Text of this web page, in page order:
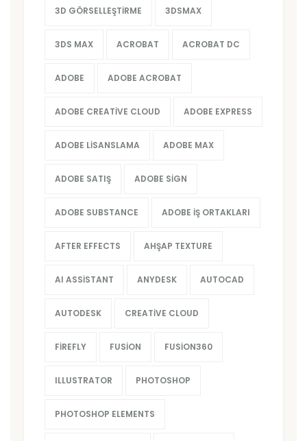
3D GÖRSELLEŞTIRME 3DSMAX
3DS MAX ACROBAT ACROBAT DC
ADOBE ADOBE ACROBAT
ADOBE CREATIVE CLOUD ADOBE EXPRESS
ADOBE LISANSLAMA ADOBE MAX
ADOBE SATIŞ ADOBE SIGN
ADOBE SUBSTANCE ADOBE İŞ ORTAKLARI
AFTER EFFECTS AHŞAP TEXTURE
AI ASSISTANT ANYDESK AUTOCAD
AUTODESK CREATIVE CLOUD
FIREFLY FUSION FUSION360
ILLUSTRATOR PHOTOSHOP
PHOTOSHOP ELEMENTS